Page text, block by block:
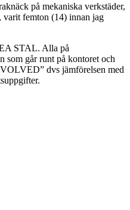
på mekaniska verkstäder,
varit femton (14) innan jag
STAL. Alla på
som går runt på kontoret och
dvs jämförelsen med